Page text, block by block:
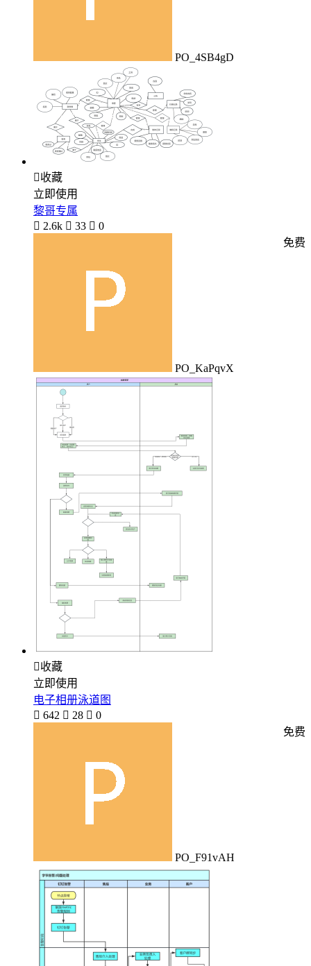
PO_4SB4gD
收藏
立即使用
黎哥专属
 2.6k  33  0
PO_KaPqvX
免费
收藏
立即使用
电子相册泳道图
 642  28  0
PO_F91vAH
免费